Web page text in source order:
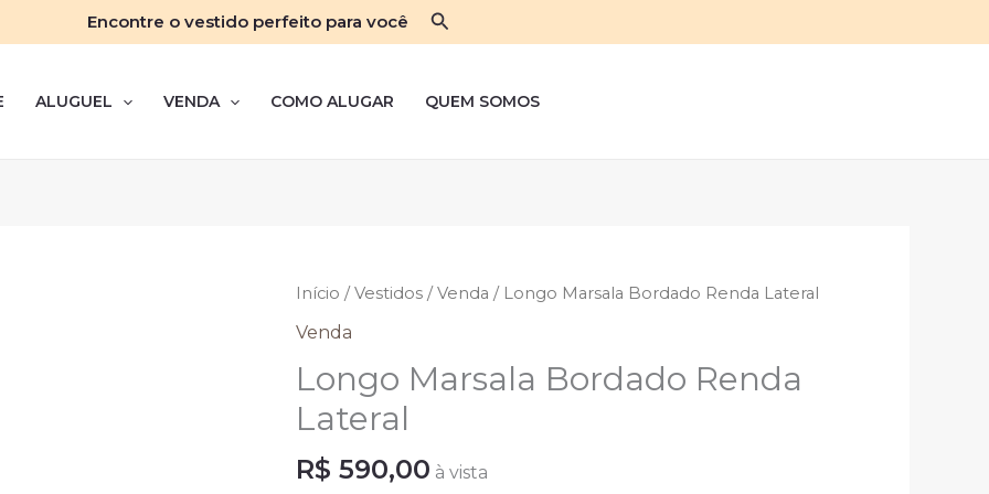
Encontre o vestido perfeito para você Pesquisar
ALUGUEL VENDA COMO ALUGAR QUEM SOMOS
Início /Vestidos /Venda / Longo Marsala Bordado Renda Lateral
Venda
Longo Marsala Bordado Renda
Lateral
R$ 590,00 à vista